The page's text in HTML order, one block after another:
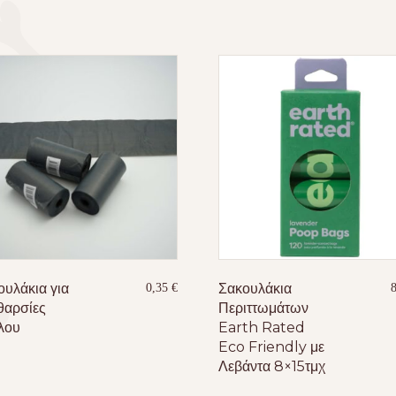
για
0,35 €
Σακουλάκια
Περιττωμάτων
Earth Rated
Eco Friendly με
Λεβάντα 8×15τμχ